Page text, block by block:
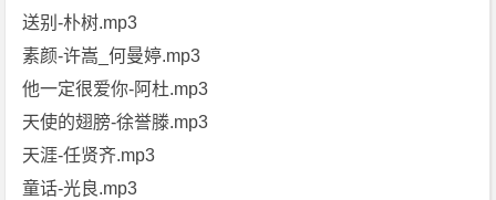
送别-朴树.mp3
素颜-许嵩_何曼婷.mp3
他一定很爱你-阿杜.mp3
天使的翅膀-徐誉滕.mp3
天涯-任贤齐.mp3
童话-光良.mp3